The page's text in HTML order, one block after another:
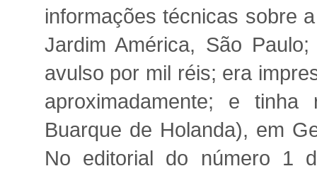
informações técnicas sobre
Jardim América, São
avulso por mil réis; era
aproximadamente; e
Buarque de Holanda), em
No editorial do número 1